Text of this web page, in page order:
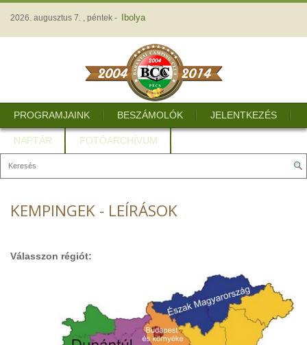
2026. augusztus 7. , péntek - Ibolya
PROGRAMJAINK BESZÁMOLÓK JELENTKEZÉS
NAPTÁR FOTÓARCHÍVUM
KEMPINGEK - LEÍRÁSOK
Válasszon régiót: